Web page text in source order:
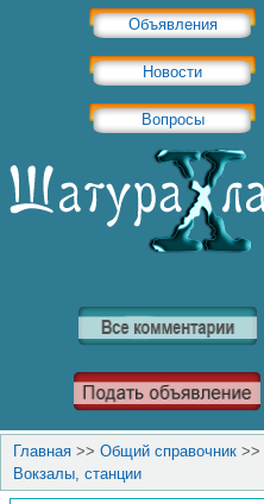
Объявления
Новости
Вопросы
Главная >> Общий справочник >>
Вокзалы, станции